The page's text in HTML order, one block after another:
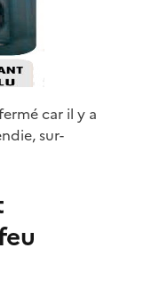
car il y a
sur-